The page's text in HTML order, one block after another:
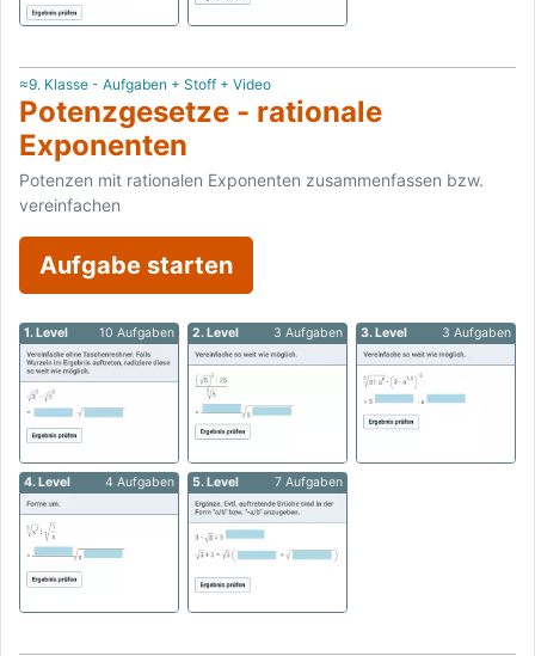
≈9. Klasse - Aufgaben + Stoff + Video
Potenzgesetze - rationale
Exponenten
Potenzen mit rationalen Exponenten zusammenfassen bzw.
vereinfachen
Aufgabe starten
1. Level 10 Aufgaben 2. Level 3 Aufgaben 3. Level 3 Aufgaben
4. Level 4 Aufgaben 5. Level 7 Aufgaben